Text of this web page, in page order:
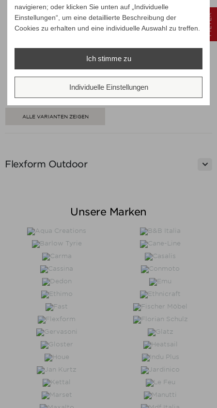
Flexform Outdoor 
Flexform GRANDEMARE
Verkaufspreis
219,30 €
Ihr Spar-Preis
Preise inkl. ges. MwSt.
absolut versandkostenfrei
ALLE VARIANTEN ZEIGEN
Unsere Marken
navigieren; oder klicken Sie unten auf „Individuelle
Einstellungen“, um eine detaillierte Beschreibung der
Cookies zu erhalten und eine individuelle Auswahl zu treffen.
Ich stimme zu
Individuelle Einstellungen
FILTER